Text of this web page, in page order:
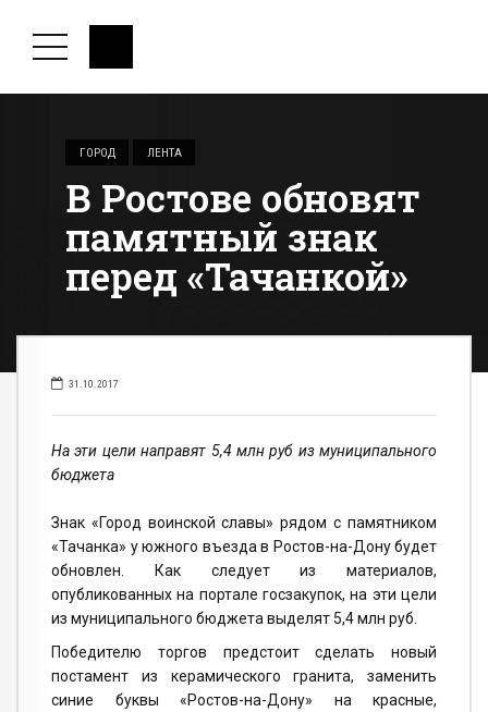
ГОРОД ЛЕНТА
В Ростове обновят
памятный знак
перед «Тачанкой»
31.10.2017
На эти цели направят 5,4 млн руб из муниципального
бюджета
Знак «Город воинской славы» рядом с памятником
«Тачанка» у южного въезда в Ростов-на-Дону будет
обновлен. Как следует из материалов,
опубликованных на портале госзакупок, на эти цели
из муниципального бюджета выделят 5,4 млн руб.
Победителю торгов предстоит сделать новый
постамент из керамического гранита, заменить
синие буквы «Ростов-на-Дону» на красные,